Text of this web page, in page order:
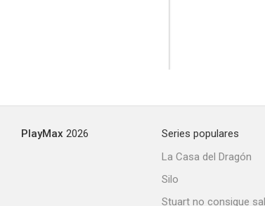
PlayMax 2026
Series populares
La Casa del Dragón
Silo